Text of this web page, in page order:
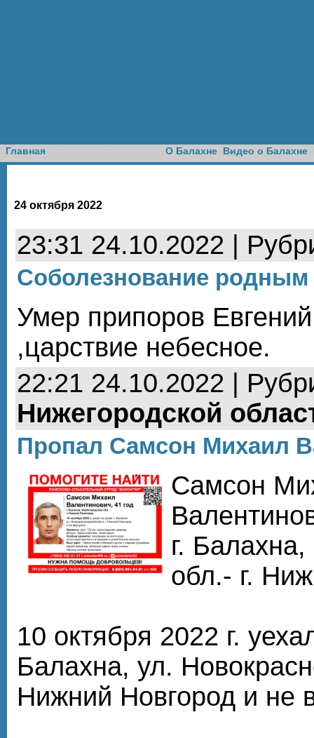
Главная О Балахне Видео о Балахне
24 октября 2022
23:31 24.10.2022 |
Соболезнование родным
Умер припоров
,царствие небесное.
22:21 24.10.2022 |
Нижегородской
Пропал Самсон Михаил
Самсон
г.
обл.- г.
10 октября 2022 г.
Балахна, ул.
Нижний Новгород и не